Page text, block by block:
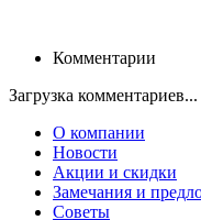
Комментарии
Загрузка комментариев...
О компании
Новости
Акции и скидки
Замечания и
Советы